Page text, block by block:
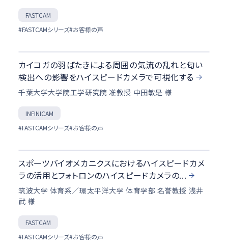
FASTCAM
#FASTCAMシリーズ#お客様の声
カイコガの羽ばたきによる周囲の気流の乱れと匂い
検出への影響をハイスピードカメラで可視化する
千葉大学大学院工学研究院 准教授 中田敏是 様
INFINICAM
#FASTCAMシリーズ#お客様の声
スポーツバイオメカニクスにおけるハイスピードカメ
ラの活用とフォトロンのハイスピードカメラの...
筑波大学 体育系／環太平洋大学 体育学部 名誉教授 浅井
武 様
FASTCAM
#FASTCAMシリーズ#お客様の声